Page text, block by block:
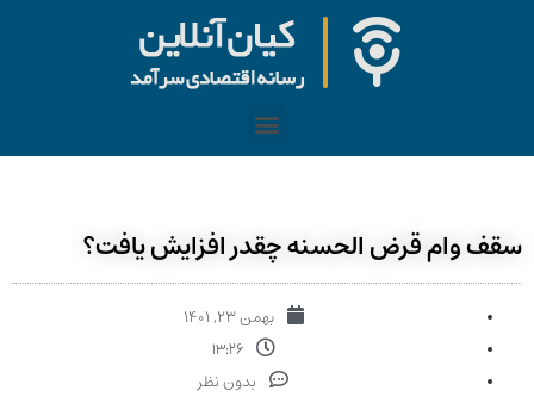
سقف وام قرض الحسنه چقدر افزایش یافت؟
بهمن ۲۳, ۱۴۰۱
۱۳:۲۶
بدون نظر